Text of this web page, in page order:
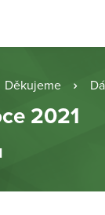
Děkujeme
2021